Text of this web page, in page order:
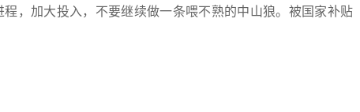
，加大投入，不要继续做一条喂不熟的中山狼。被国家补贴